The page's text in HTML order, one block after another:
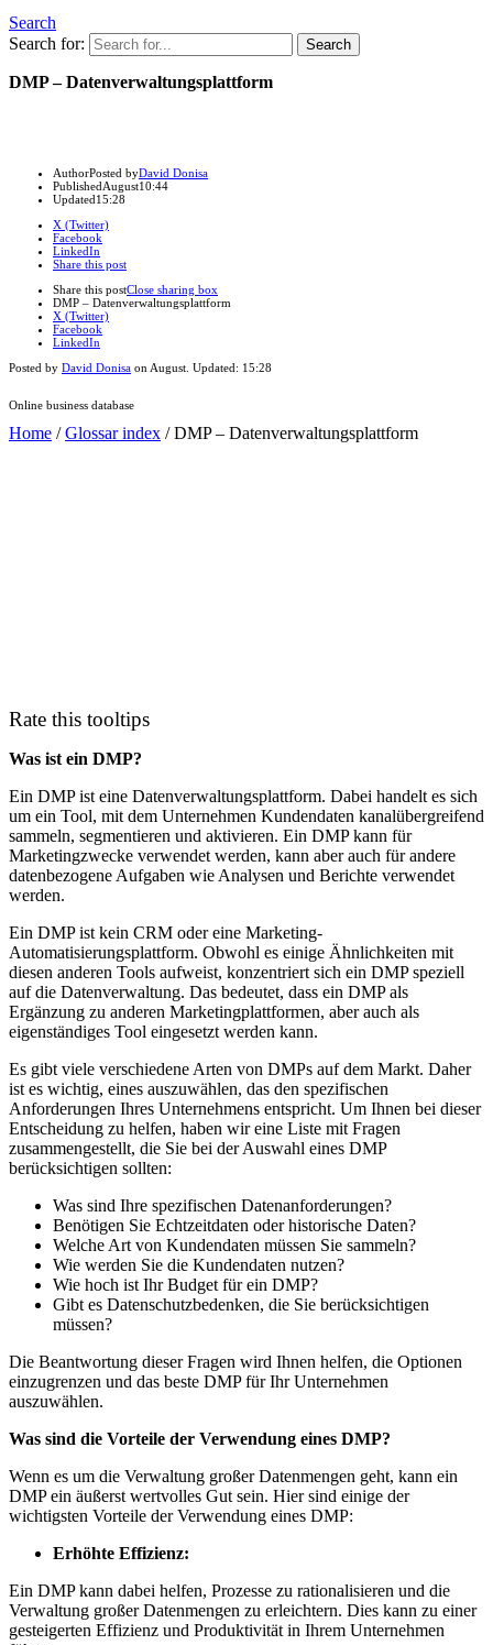
Search
Search for:
DMP – Datenverwaltungsplattform
AuthorPosted byDavid Donisa
PublishedAugust10:44
Updated15:28
X (Twitter)
Facebook
LinkedIn
Share this post
Share this postClose sharing box
DMP – Datenverwaltungsplattform
X (Twitter)
Facebook
LinkedIn
Posted by David Donisa on August . Updated: 15:28
Online business database
Home /Glossar index /DMP – Datenverwaltungsplattform
Rate this tooltips
Was ist ein DMP?
Ein DMP ist eine Datenverwaltungsplattform. Dabei handelt es sich
um ein Tool, mit dem Unternehmen Kundendaten kanalübergreifend
sammeln, segmentieren und aktivieren. Ein DMP kann für
Marketingzwecke verwendet werden, kann aber auch für andere
datenbezogene Aufgaben wie Analysen und Berichte verwendet
werden.
Ein DMP ist kein CRM oder eine Marketing-
Automatisierungsplattform. Obwohl es einige Ähnlichkeiten mit
diesen anderen Tools aufweist, konzentriert sich ein DMP speziell
auf die Datenverwaltung. Das bedeutet, dass ein DMP als
Ergänzung zu anderen Marketingplattformen, aber auch als
eigenständiges Tool eingesetzt werden kann.
Es gibt viele verschiedene Arten von DMPs auf dem Markt. Daher
ist es wichtig, eines auszuwählen, das den spezifischen
Anforderungen Ihres Unternehmens entspricht. Um Ihnen bei dieser
Entscheidung zu helfen, haben wir eine Liste mit Fragen
zusammengestellt, die Sie bei der Auswahl eines DMP
berücksichtigen sollten:
Was sind Ihre spezifischen Datenanforderungen?
Benötigen Sie Echtzeitdaten oder historische Daten?
Welche Art von Kundendaten müssen Sie sammeln?
Wie werden Sie die Kundendaten nutzen?
Wie hoch ist Ihr Budget für ein DMP?
Gibt es Datenschutzbedenken, die Sie berücksichtigen
müssen?
Die Beantwortung dieser Fragen wird Ihnen helfen, die Optionen
einzugrenzen und das beste DMP für Ihr Unternehmen
auszuwählen.
Was sind die Vorteile der Verwendung eines DMP?
Wenn es um die Verwaltung großer Datenmengen geht, kann ein
DMP ein äußerst wertvolles Gut sein. Hier sind einige der
wichtigsten Vorteile der Verwendung eines DMP:
Erhöhte Effizienz:
Ein DMP kann dabei helfen, Prozesse zu rationalisieren und die
Verwaltung großer Datenmengen zu erleichtern. Dies kann zu einer
gesteigerten Effizienz und Produktivität in Ihrem Unternehmen